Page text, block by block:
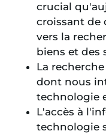
crucial
croissant de
vers la
biens et des
La
dont nous
technologie
L'accès à
technologie